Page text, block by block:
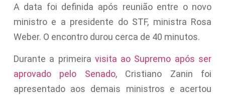
A data foi definida após reunião entre o novo
ministro e a presidente do STF, ministra Rosa
Weber. O encontro durou cerca de 40 minutos.
Durante a primeira visita ao Supremo após ser
aprovado pelo Senado, Cristiano Zanin foi
apresentado aos demais ministros e acertou